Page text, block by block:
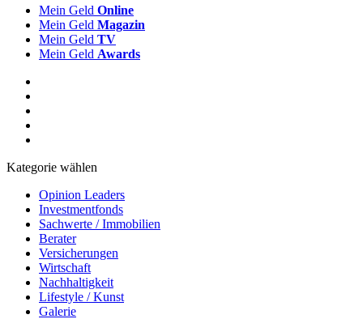
Mein Geld Online
Mein Geld Magazin
Mein Geld TV
Mein Geld Awards
Kategorie wählen
Opinion Leaders
Investmentfonds
Sachwerte / Immobilien
Berater
Versicherungen
Wirtschaft
Nachhaltigkeit
Lifestyle / Kunst
Galerie